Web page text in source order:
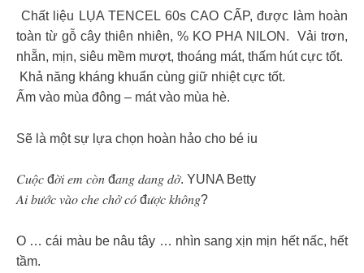
Chất liệu LỤA TENCEL 60s CAO CẤP, được làm hoàn
toàn từ gỗ cây thiên nhiên, % KO PHA NILON. Vải trơn,
nhẵn, mịn, siêu mềm mượt, thoáng mát, thấm hút cực tốt.
Khả năng kháng khuẩn cùng giữ nhiệt cực tốt.
Ấm vào mùa đông – mát vào mùa hè.
Sẽ là một sự lựa chọn hoàn hảo cho bé iu
𝐶𝑢𝑜̣̂𝑐 đ𝑜̛̀𝑖 𝑒𝑚 𝑐𝑜̀𝑛 đ𝑎𝑛𝑔 𝑑𝑎𝑛𝑔 𝑑𝑜̛̉. YUNA Betty
𝐴𝑖 𝑏𝑢̛𝑜̛́𝑐 𝑣𝑎̀𝑜 𝑐ℎ𝑒 𝑐ℎ𝑜̛̉ 𝑐𝑜́ đ𝑢̛𝑜̛̣𝑐 𝑘ℎ𝑜̂𝑛𝑔?
O … cái màu be nâu tây … nhìn sang xịn mịn hết nấc, hết
tầm.